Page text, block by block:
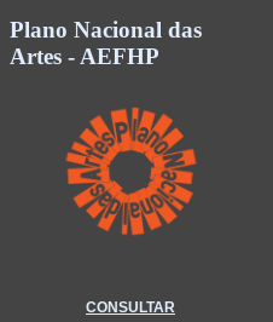
Plano Nacional das
Artes - AEFHP
CONSULTAR